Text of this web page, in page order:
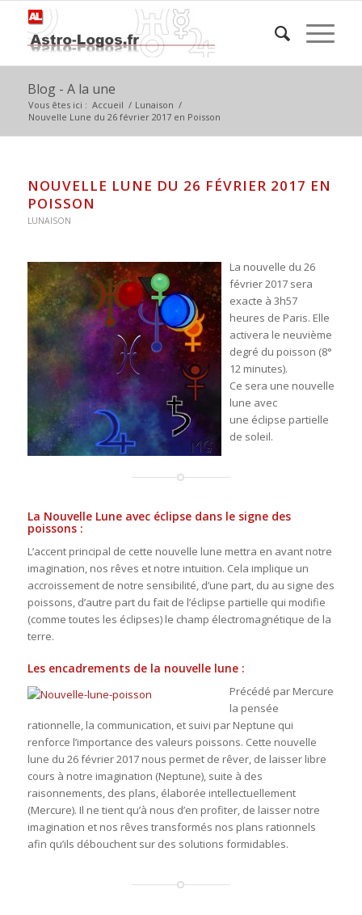
Blog - A la une
Vous êtes ici : Accueil / Lunaison /
Nouvelle Lune du 26 février 2017 en Poisson
NOUVELLE LUNE DU 26 FÉVRIER 2017 EN
POISSON
LUNAISON
La nouvelle du 26
février 2017 sera
exacte à 3h57
heures de Paris. Elle
activera le neuvième
degré du poisson (8°
12 minutes).
Ce sera une nouvelle
lune avec
une éclipse partielle
de soleil.
La Nouvelle Lune avec éclipse dans le signe des
poissons :
L’accent principal de cette nouvelle lune mettra en avant notre
imagination, nos rêves et notre intuition. Cela implique un
accroissement de notre sensibilité, d’une part, du au signe des
poissons, d’autre part du fait de l’éclipse partielle qui modifie
(comme toutes les éclipses) le champ électromagnétique de la
terre.
Les encadrements de la nouvelle lune :
Précédé par Mercure
la pensée
rationnelle, la communication, et suivi par Neptune qui
renforce l’importance des valeurs poissons. Cette nouvelle
lune du 26 février 2017 nous permet de rêver, de laisser libre
cours à notre imagination (Neptune), suite à des
raisonnements, des plans, élaborée intellectuellement
(Mercure). Il ne tient qu’à nous d’en profiter, de laisser notre
imagination et nos rêves transformés nos plans rationnels
afin qu’ils débouchent sur des solutions formidables.